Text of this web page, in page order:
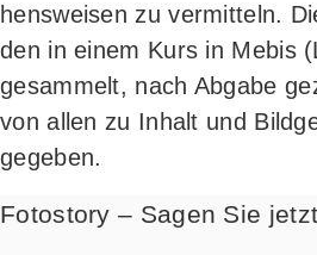
hens­wei­sen zu ver­mit­teln.
den in einem Kurs in Mebis
gesam­melt, nach Abga­be
von allen zu Inhalt und
gegeben.
Fotostory – Sagen Sie